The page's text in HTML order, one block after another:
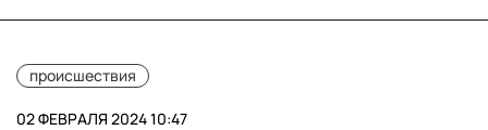
происшествия
02 ФЕВРАЛЯ 2024 10:47